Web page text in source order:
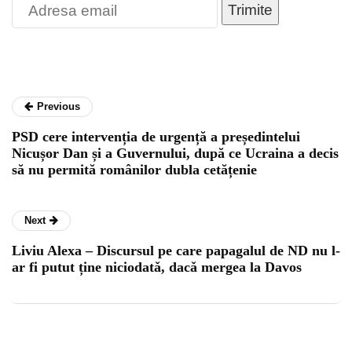
Trimite
Previous
PSD cere intervenția de urgență a președintelui
Nicușor Dan și a Guvernului, după ce Ucraina a decis
să nu permită românilor dubla cetățenie
Next
Liviu Alexa – Discursul pe care papagalul de ND nu l-
ar fi putut ține niciodatǎ, dacǎ mergea la Davos